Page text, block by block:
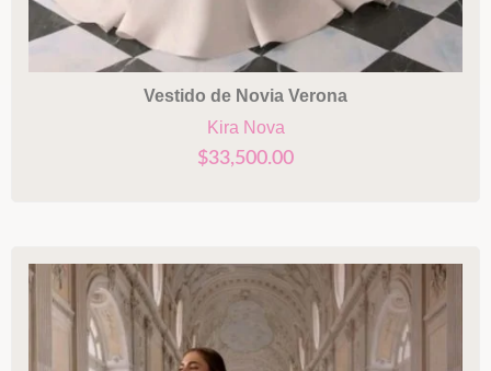
Vestido de Novia Verona
Kira Nova
$33,500.00